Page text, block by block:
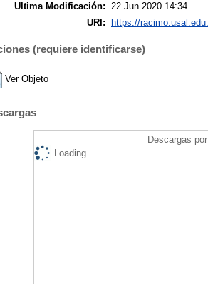
Ultima Modificación: 22 Jun 2020 14:34
URI:
https://
(requiere identificarse)
Ver Objeto
Descargas
Loading...